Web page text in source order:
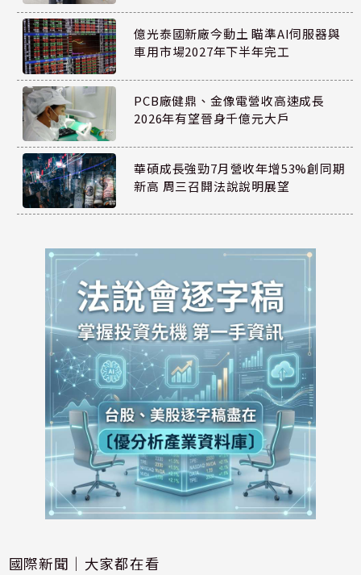
億光泰國新廠今動土 瞄準AI伺服器與
車用市場2027年下半年完工
PCB廠健鼎、金像電營收高速成長
2026年有望晉身千億元大戶
華碩成長強勁7月營收年增53%創同期
新高 周三召開法說說明展望
國際新聞｜大家都在看